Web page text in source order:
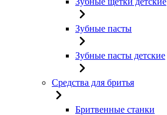
Зубные пасты
Зубные пасты детские
Средства для бритья
Бритвенные станки